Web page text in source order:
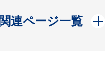
関連ページ一覧
開く